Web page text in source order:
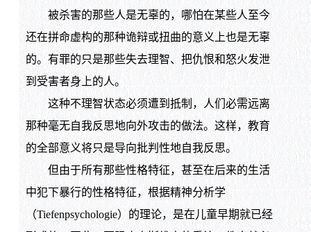
被杀害的那些人是无辜的，哪怕在某些人至今
还在拼命虚构的那种诡辩或扭曲的意义上也是无辜
的。有罪的只是那些失去理智、把仇恨和怒火发泄
到受害者身上的人。
这种不理智状态必须遭到抵制，人们必需远离
那种毫无自我反思地向外攻击的做法。这样，教育
的全部意义将只是导向批判性地自我反思。
但由于所有那些性格特征，甚至在后来的生活
中犯下暴行的性格特征，根据精神分析学
（Tiefenpsychologie）的理论，是在儿童早期就已经